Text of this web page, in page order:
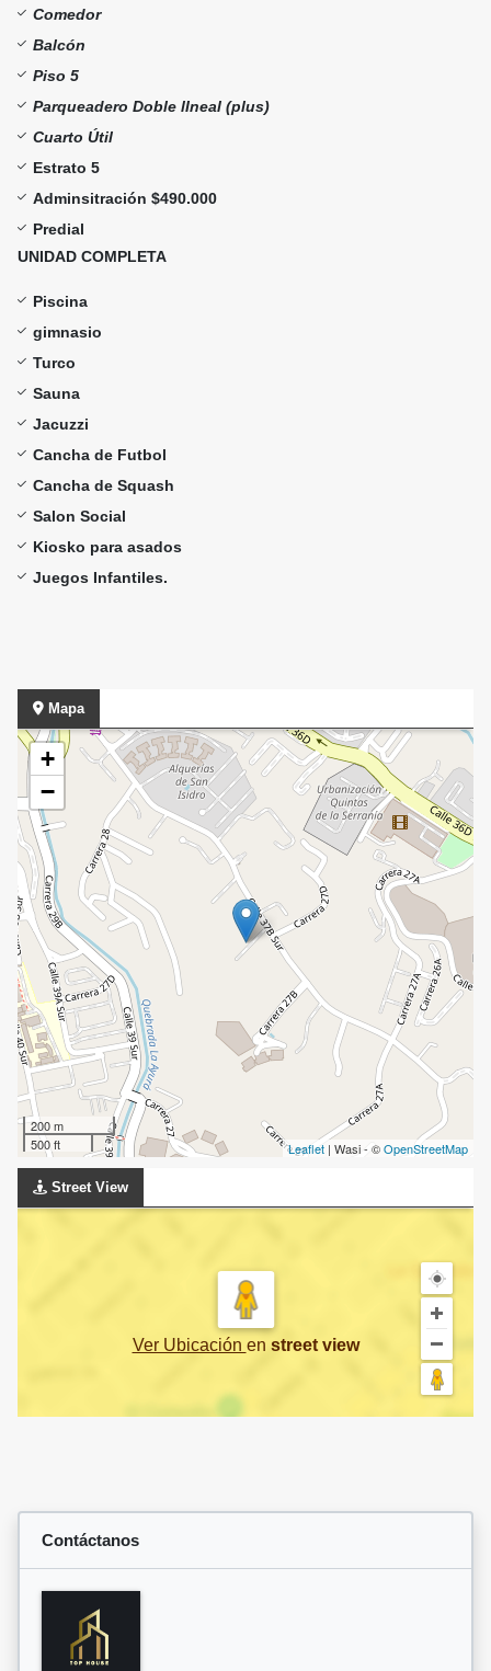
Comedor
Balcón
Piso 5
Parqueadero Doble lIneal (plus)
Cuarto Útil
Estrato 5
Adminsitración $490.000
Predial
UNIDAD COMPLETA
Piscina
gimnasio
Turco
Sauna
Jacuzzi
Cancha de Futbol
Cancha de Squash
Salon Social
Kiosko para asados
Juegos Infantiles.
Mapa
+
−
200 m
500 ft
Leaflet | Wasi - ©OpenStreetMap
Street View
Ver Ubicación en street view
Contáctanos